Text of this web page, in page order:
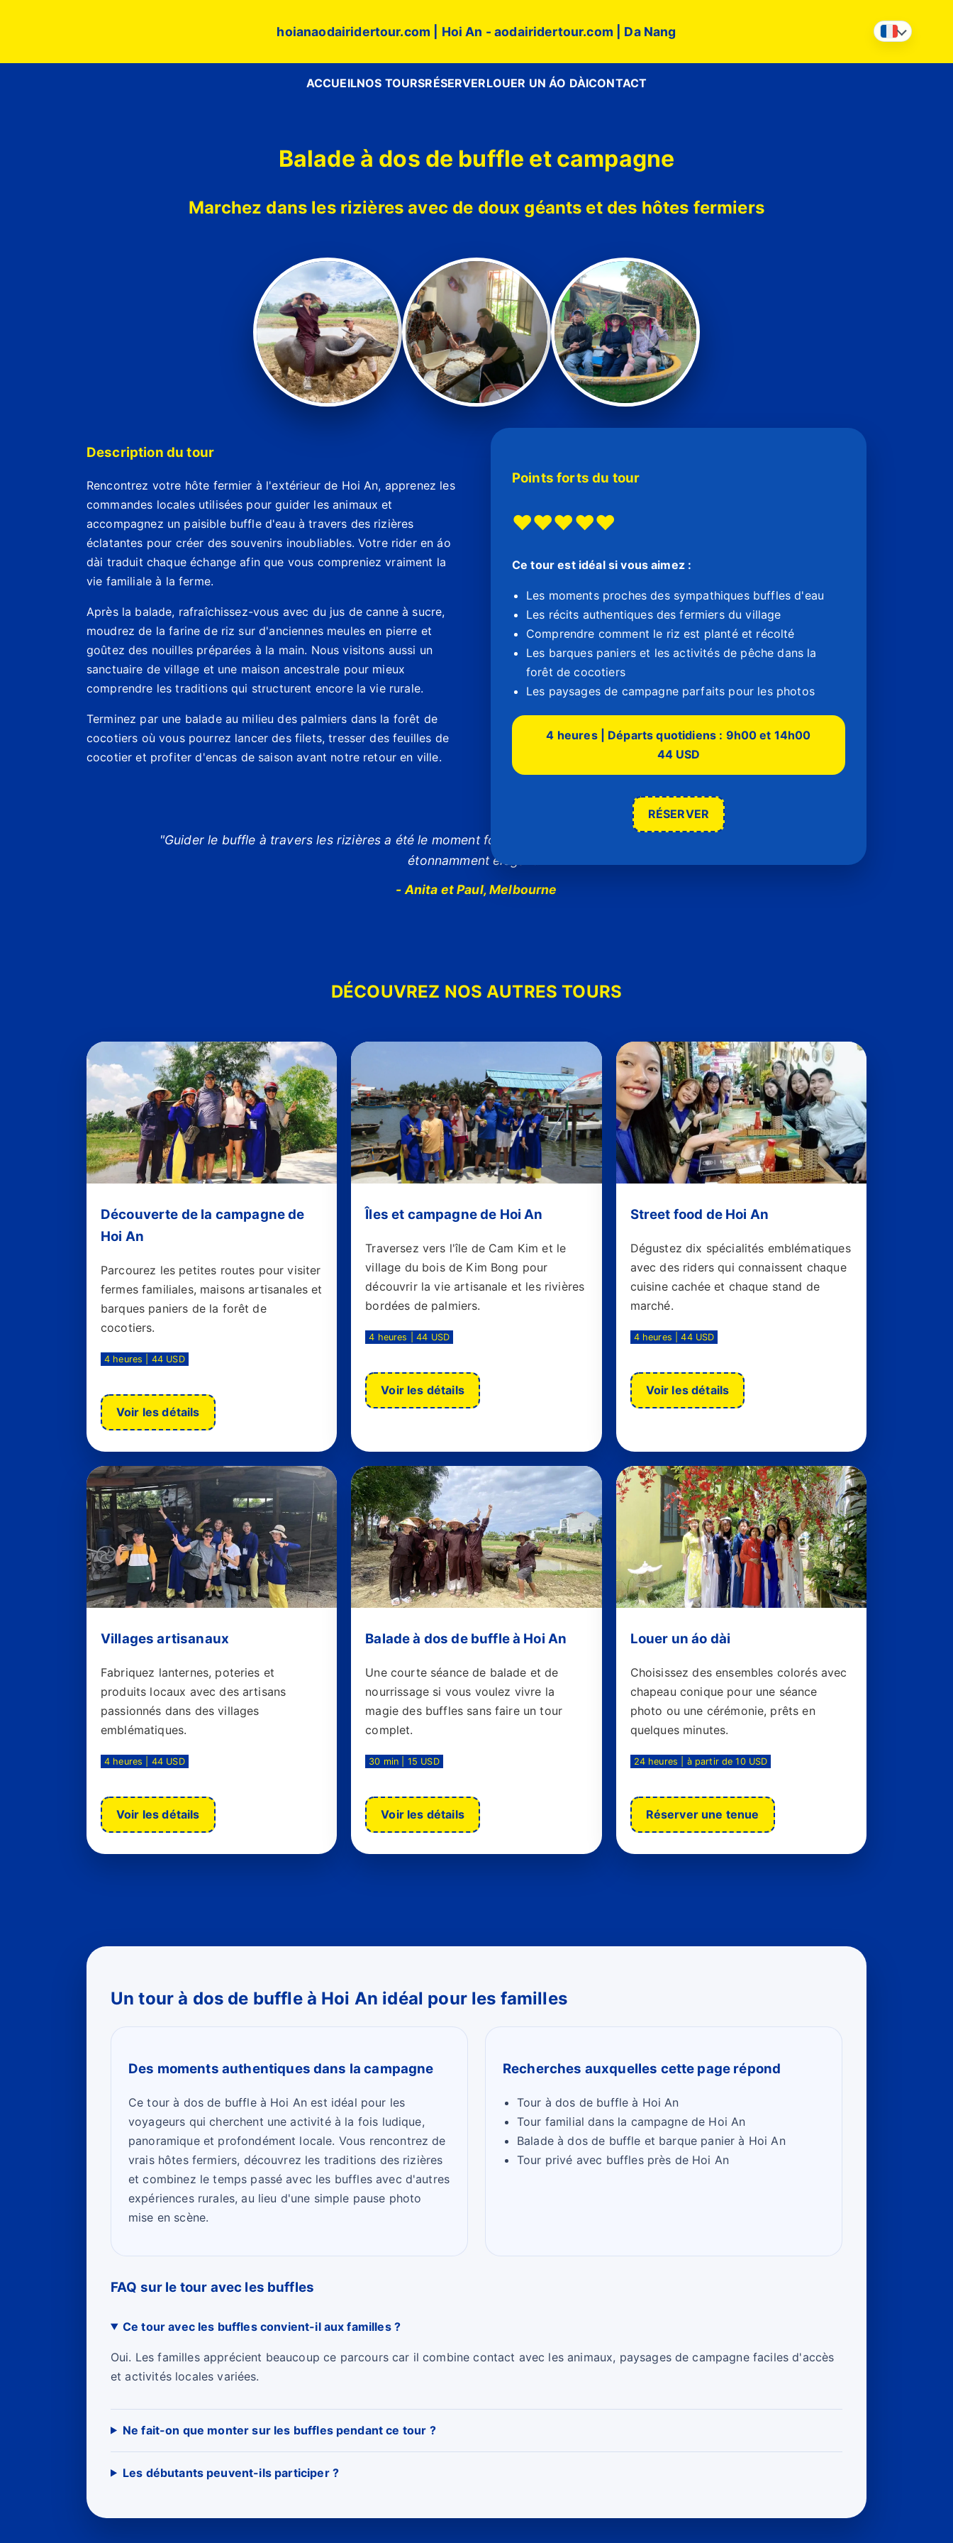
hoianaodairidertour.com | Hoi An -aodairidertour.com | Da Nang
ACCUEILNOS TOURSRÉSERVERLOUER UN ÁO DÀICONTACT
Balade à dos de buffle et campagne
Marchez dans les rizières avec de doux géants et des hôtes fermiers
Description du tour
Rencontrez votre hôte fermier à l'extérieur de Hoi An, apprenez les
commandes locales utilisées pour guider les animaux et
accompagnez un paisible buffle d'eau à travers des rizières
éclatantes pour créer des souvenirs inoubliables. Votre rider en áo
dài traduit chaque échange afin que vous compreniez vraiment la
vie familiale à la ferme.
Après la balade, rafraîchissez-vous avec du jus de canne à sucre,
moudrez de la farine de riz sur d'anciennes meules en pierre et
goûtez des nouilles préparées à la main. Nous visitons aussi un
sanctuaire de village et une maison ancestrale pour mieux
comprendre les traditions qui structurent encore la vie rurale.
Terminez par une balade au milieu des palmiers dans la forêt de
cocotiers où vous pourrez lancer des filets, tresser des feuilles de
cocotier et profiter d'encas de saison avant notre retour en ville.
Points forts du tour
♥♥♥♥♥
Ce tour est idéal si vous aimez :
Les moments proches des sympathiques buffles d'eau
Les récits authentiques des fermiers du village
Comprendre comment le riz est planté et récolté
Les barques paniers et les activités de pêche dans la
forêt de cocotiers
Les paysages de campagne parfaits pour les photos
4 heures | Départs quotidiens : 9h00 et 14h00
44 USD
RÉSERVER
"Guider le buffle à travers les rizières a été le moment fort de notre voyage au Vietnam : apaisant, drôle et
étonnamment élégant."
- Anita et Paul, Melbourne
DÉCOUVREZ NOS AUTRES TOURS
Découverte de la campagne de
Hoi An
Parcourez les petites routes pour visiter
fermes familiales, maisons artisanales et
barques paniers de la forêt de
cocotiers.
4 heures | 44 USD
Voir les détails
Îles et campagne de Hoi An
Traversez vers l'île de Cam Kim et le
village du bois de Kim Bong pour
découvrir la vie artisanale et les rivières
bordées de palmiers.
4 heures | 44 USD
Voir les détails
Street food de Hoi An
Dégustez dix spécialités emblématiques
avec des riders qui connaissent chaque
cuisine cachée et chaque stand de
marché.
4 heures | 44 USD
Voir les détails
Villages artisanaux
Fabriquez lanternes, poteries et
produits locaux avec des artisans
passionnés dans des villages
emblématiques.
4 heures | 44 USD
Voir les détails
Balade à dos de buffle à Hoi An
Une courte séance de balade et de
nourrissage si vous voulez vivre la
magie des buffles sans faire un tour
complet.
30 min | 15 USD
Voir les détails
Louer un áo dài
Choisissez des ensembles colorés avec
chapeau conique pour une séance
photo ou une cérémonie, prêts en
quelques minutes.
24 heures | à partir de 10 USD
Réserver une tenue
Un tour à dos de buffle à Hoi An idéal pour les familles
Des moments authentiques dans la campagne
Ce tour à dos de buffle à Hoi An est idéal pour les
voyageurs qui cherchent une activité à la fois ludique,
panoramique et profondément locale. Vous rencontrez de
vrais hôtes fermiers, découvrez les traditions des rizières
et combinez le temps passé avec les buffles avec d'autres
expériences rurales, au lieu d'une simple pause photo
mise en scène.
Recherches auxquelles cette page répond
Tour à dos de buffle à Hoi An
Tour familial dans la campagne de Hoi An
Balade à dos de buffle et barque panier à Hoi An
Tour privé avec buffles près de Hoi An
FAQ sur le tour avec les buffles
Ce tour avec les buffles convient-il aux familles ?
Oui. Les familles apprécient beaucoup ce parcours car il combine contact avec les animaux, paysages de campagne faciles d'accès
et activités locales variées.
Ne fait-on que monter sur les buffles pendant ce tour ?
Les débutants peuvent-ils participer ?